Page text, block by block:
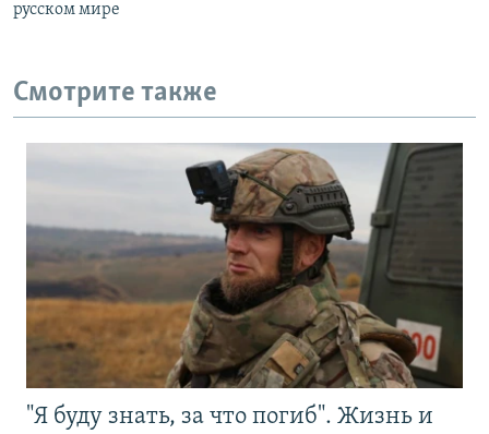
русском мире
Смотрите также
"Я буду знать, за что погиб". Жизнь и